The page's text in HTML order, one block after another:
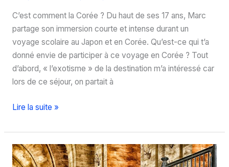
C’est comment la Corée ? Du haut de ses 17 ans, Marc
partage son immersion courte et intense durant un
voyage scolaire au Japon et en Corée. Qu’est-ce qui t’a
donné envie de participer à ce voyage en Corée ? Tout
d’abord, « l’exotisme » de la destination m’a intéressé car
lors de ce séjour, on partait à
Voyage
Corée
du
Sud,
Lire la suite »